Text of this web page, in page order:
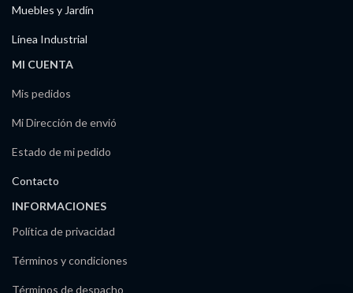
Muebles y Jardín
Línea Industrial
MI CUENTA
Mis pedidos
Mi Dirección de envió
Estado de mi pedido
Contacto
INFORMACIONES
Política de privacidad
Términos y condiciones
Términos de despacho